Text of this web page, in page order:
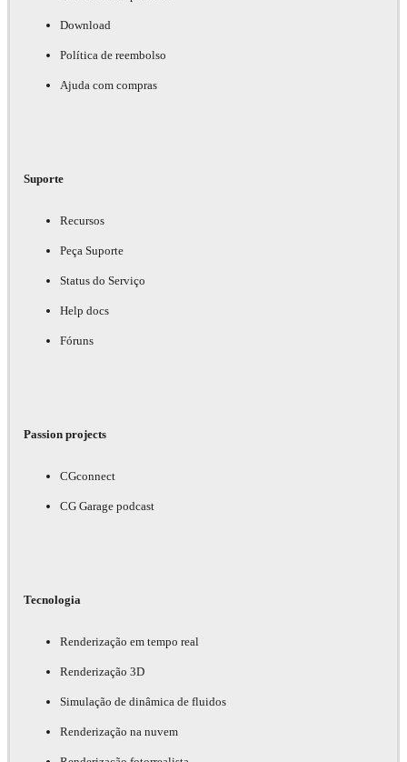
Download
Política de reembolso
Ajuda com compras
Suporte
Recursos
Peça Suporte
Status do Serviço
Help docs
Fóruns
Passion projects
CGconnect
CG Garage podcast
Tecnologia
Renderização em tempo real
Renderização 3D
Simulação de dinâmica de fluidos
Renderização na nuvem